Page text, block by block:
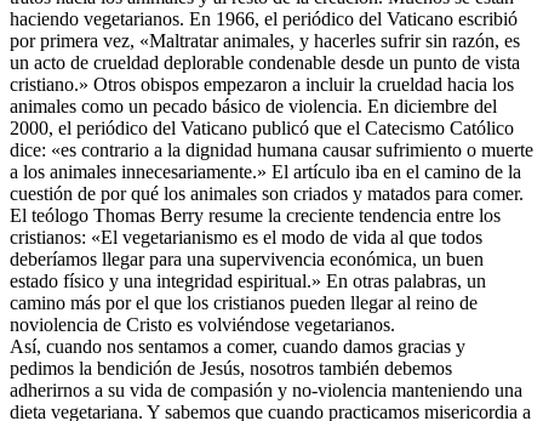
haciendo vegetarianos. En 1966, el periódico del Vaticano escribió
por primera vez, «Maltratar animales, y hacerles sufrir sin razón, es
un acto de crueldad deplorable condenable desde un punto de vista
cristiano.» Otros obispos empezaron a incluir la crueldad hacia los
animales como un pecado básico de violencia. En diciembre del
2000, el periódico del Vaticano publicó que el Catecismo Católico
dice: «es contrario a la dignidad humana causar sufrimiento o muerte
a los animales innecesariamente.» El artículo iba en el camino de la
cuestión de por qué los animales son criados y matados para comer.
El teólogo Thomas Berry resume la creciente tendencia entre los
cristianos: «El vegetarianismo es el modo de vida al que todos
deberíamos llegar para una supervivencia económica, un buen
estado físico y una integridad espiritual.» En otras palabras, un
camino más por el que los cristianos pueden llegar al reino de
noviolencia de Cristo es volviéndose vegetarianos.
Así, cuando nos sentamos a comer, cuando damos gracias y
pedimos la bendición de Jesús, nosotros también debemos
adherirnos a su vida de compasión y no-violencia manteniendo una
dieta vegetariana. Y sabemos que cuando practicamos misericordia a